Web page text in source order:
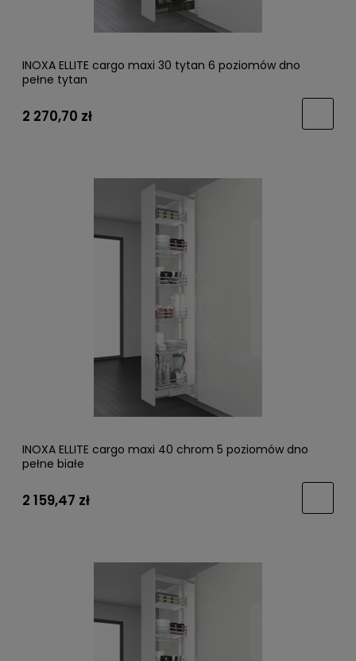
INOXA ELLITE cargo maxi 30 tytan 6 poziomów dno
pełne tytan
2 270,70 zł
INOXA ELLITE cargo maxi 40 chrom 5 poziomów dno
pełne białe
2 159,47 zł